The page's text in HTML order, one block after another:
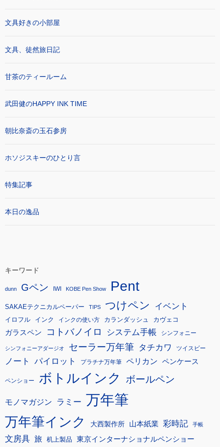
文具好きの小部屋
文具、徒然旅日記
甘茶のティールーム
武田健のHAPPY INK TIME
朝比奈斎の玉石参房
ホソジスキーのひとり言
特集記事
本日の逸品
キーワード
dunn Gペン IWI KOBE Pen Show Pent
SAKAEテクニカルペーパー TIPS つけペン イベント
イロフル インク インクの使い方 カランダッシュ カヴェコ
ガラスペン コトバノイロ システム手帳 シンフォニー
シンフォニーアダージオ セーラー万年筆 タチカワ ツイスビー
ノート パイロット プラチナ万年筆 ペリカン ペンケース
ペンショー ボトルインク ボールペン
モノマガジン ラミー 万年筆
万年筆インク 大西製作所 山本紙業 彩時記 手帳
文房具 旅 机上製品 東京インターナショナルペンショー